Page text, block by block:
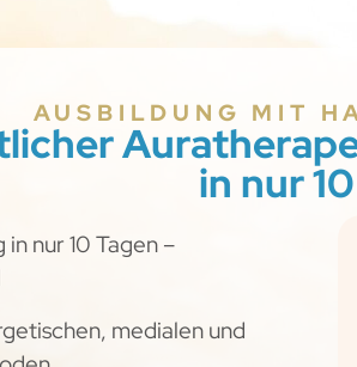
AUSBILDUNG MIT
in nur
nur 10 Tagen –
medialen und